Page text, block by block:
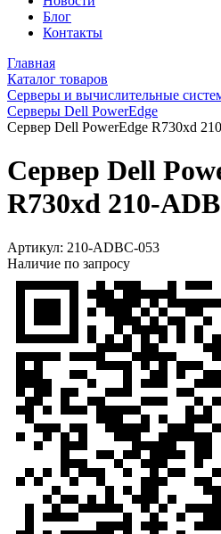
Блог
Контакты
Главная
Каталог товаров
Серверы и вычислительные
Серверы Dell PowerEdge
Сервер Dell PowerEdge R730xd
Сервер Dell
R730xd 210-
Артикул: 210-ADBC-053
Наличие по запросу